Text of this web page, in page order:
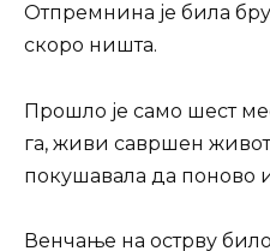
Отпремнина је била
скоро ништа.
Прошло је само шест
га, живи савршен
покушавала да поново
Венчање на острву